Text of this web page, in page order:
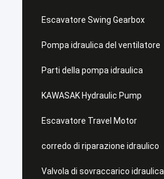
Escavatore Swing Gearbox
Pompa idraulica del ventilatore
Parti della pompa idraulica
KAWASAK Hydraulic Pump
Escavatore Travel Motor
corredo di riparazione idraulico
Valvola di sovraccarico idraulica